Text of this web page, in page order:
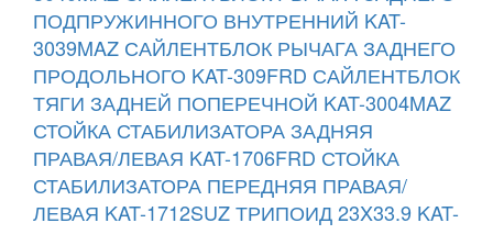
ПОДПРУЖИННОГО ВНУТРЕННИЙ KAT-
3039MAZ САЙЛЕНТБЛОК РЫЧАГА ЗАДНЕГО
ПРОДОЛЬНОГО KAT-309FRD САЙЛЕНТБЛОК
ТЯГИ ЗАДНЕЙ ПОПЕРЕЧНОЙ KAT-3004MAZ
СТОЙКА СТАБИЛИЗАТОРА ЗАДНЯЯ
ПРАВАЯ/ЛЕВАЯ KAT-1706FRD СТОЙКА
СТАБИЛИЗАТОРА ПЕРЕДНЯЯ ПРАВАЯ/
ЛЕВАЯ KAT-1712SUZТРИПОИД 23X33.9 KAT-